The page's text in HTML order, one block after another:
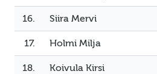
16. Siira Mervi
17. Holmi Milja
18. Koivula Kirsi